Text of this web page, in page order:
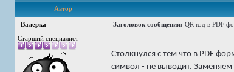
Автор
Валерка Заголовок сообщения: QR код в PDF
Старший специалист
Столкнулся с тем что в PDF
символ - не выводит. Заменяем